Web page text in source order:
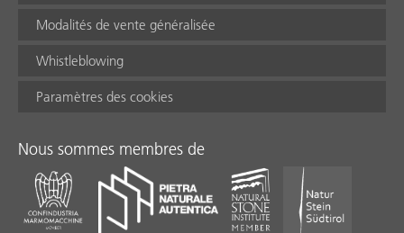
Modalités de vente généralisée
Whistleblowing
Paramètres des cookies
Nous sommes membres de